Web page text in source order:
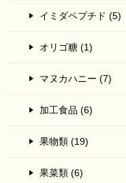
イミダペプチド (5)
オリゴ糖 (1)
マヌカハニー (7)
加工食品 (6)
果物類 (19)
果菜類 (6)